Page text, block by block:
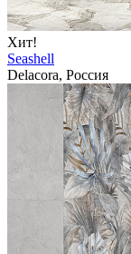
Хит!
Seashell
Delacora, Россия